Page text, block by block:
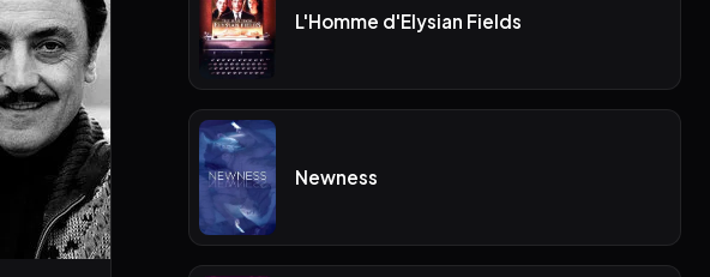
L'Homme d'Elysian Fields
Newness